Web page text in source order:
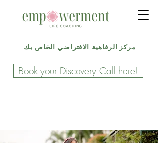
مركز الرفاهية الافتراضي الخاص بك
Book your Discovery Call here!